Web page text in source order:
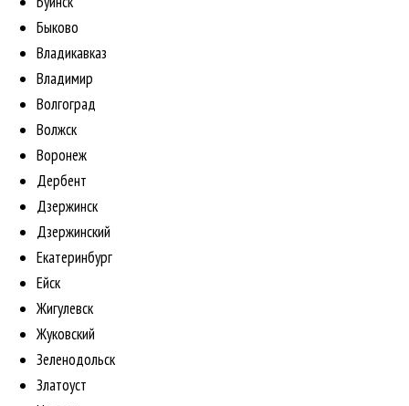
Быково
Владикавказ
Владимир
Волгоград
Волжск
Воронеж
Дербент
Дзержинск
Дзержинский
Екатеринбург
Ейск
Жигулевск
Жуковский
Зеленодольск
Златоуст